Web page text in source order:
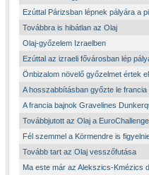
Ezúttal Párizsban lépnek pályára a
Továbbra is hibátlan az Olaj
Olaj-győzelem Izraelben
Ezúttal az izraeli fővárosban lép
Önbizalom növelő győzelmet értek
A hosszabbításban győzte le francia
A francia bajnok Gravelines
Továbbjutott az Olaj a
Fél szemmel a Körmendre is
Tovább tart az Olaj vesszőfutása
Ma este már az Alekszics-Kmézics